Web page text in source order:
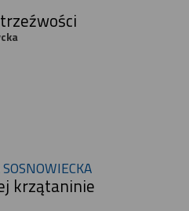
krzątaninie